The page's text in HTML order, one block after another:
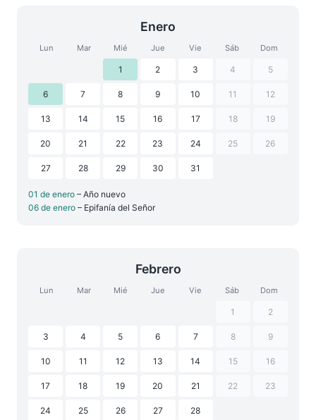
Enero
Lun Mar Mié Jue Vie Sáb Dom
1 2 3 4 5
6 7 8 9 10 11 12
13 14 15 16 17 18 19
20 21 22 23 24 25 26
27 28 29 30 31
01 de enero – Año nuevo
06 de enero – Epifanía del Señor
Febrero
Lun Mar Mié Jue Vie Sáb Dom
1 2
3 4 5 6 7 8 9
10 11 12 13 14 15 16
17 18 19 20 21 22 23
24 25 26 27 28